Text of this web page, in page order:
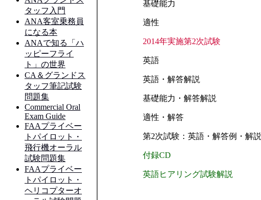
基礎能力
適性
2014年実施第2次試験
英語
英語・解答解説
基礎能力・解答解説
適性・解答
第2次試験：英語・解答例・解説
付録CD
英語ヒアリング試験解説